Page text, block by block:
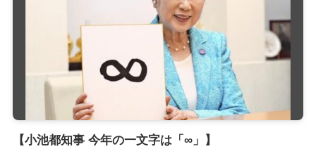
【小池都知事 今年の一文字は「∞」】